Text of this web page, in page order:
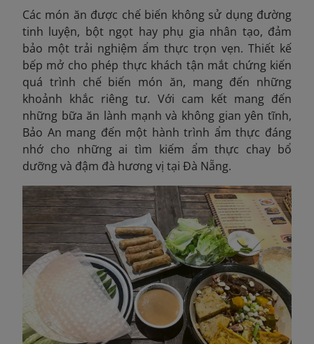
Các món ăn được chế biến không sử dụng đường
tinh luyện, bột ngọt hay phụ gia nhân tạo, đảm
bảo một trải nghiệm ẩm thực trọn vẹn. Thiết kế
bếp mở cho phép thực khách tận mắt chứng kiến
quá trình chế biến món ăn, mang đến những
khoảnh khắc riêng tư. Với cam kết mang đến
những bữa ăn lành mạnh và không gian yên tĩnh,
Bảo An mang đến một hành trình ẩm thực đáng
nhớ cho những ai tìm kiếm ẩm thực chay bổ
dưỡng và đậm đà hương vị tại Đà Nẵng.